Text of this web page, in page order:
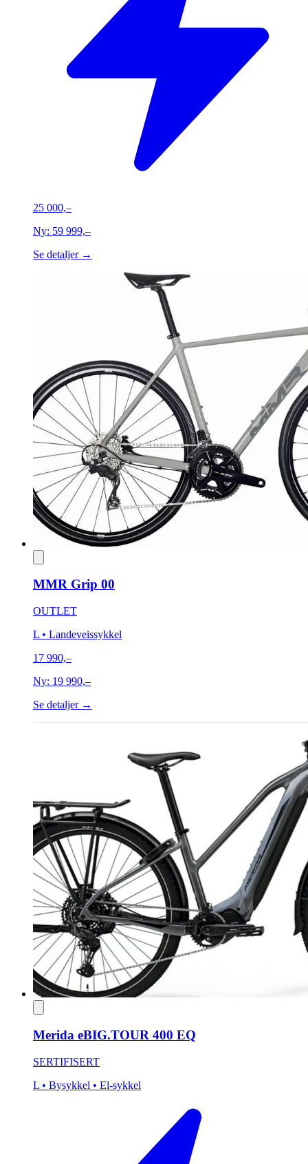
25 000,–
Ny: 59 999,–
Se detaljer →
MMR Grip 00
OUTLET
L • Landeveissykkel
17 990,–
Ny: 19 990,–
Se detaljer →
Merida eBIG.TOUR 400 EQ
SERTIFISERT
L • Bysykkel • El-sykkel